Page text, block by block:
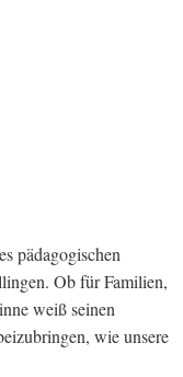
pädagogischen
Ob für Familien,
weiß seinen
wie unsere